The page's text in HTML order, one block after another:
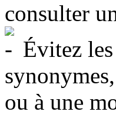
consulter
Évitez
ou à une